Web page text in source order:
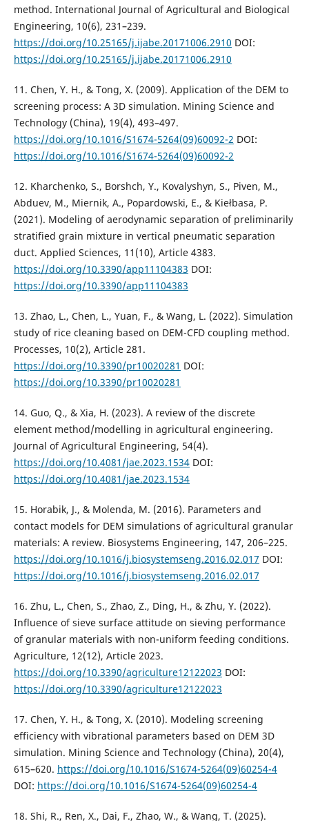
method. International Journal of Agricultural and Biological
Engineering, 10(6), 231–239.
https://doi.org/10.25165/j.ijabe.20171006.2910 DOI:
https://doi.org/10.25165/j.ijabe.20171006.2910
11. Chen, Y. H., & Tong, X. (2009). Application of the DEM to
screening process: A 3D simulation. Mining Science and
Technology (China), 19(4), 493–497.
https://doi.org/10.1016/S1674-5264(09)60092-2 DOI:
https://doi.org/10.1016/S1674-5264(09)60092-2
12. Kharchenko, S., Borshch, Y., Kovalyshyn, S., Piven, M.,
Abduev, M., Miernik, A., Popardowski, E., & Kiełbasa, P.
(2021). Modeling of aerodynamic separation of preliminarily
stratified grain mixture in vertical pneumatic separation
duct. Applied Sciences, 11(10), Article 4383.
https://doi.org/10.3390/app11104383 DOI:
https://doi.org/10.3390/app11104383
13. Zhao, L., Chen, L., Yuan, F., & Wang, L. (2022). Simulation
study of rice cleaning based on DEM-CFD coupling method.
Processes, 10(2), Article 281.
https://doi.org/10.3390/pr10020281 DOI:
https://doi.org/10.3390/pr10020281
14. Guo, Q., & Xia, H. (2023). A review of the discrete
element method/modelling in agricultural engineering.
Journal of Agricultural Engineering, 54(4).
https://doi.org/10.4081/jae.2023.1534DOI:
https://doi.org/10.4081/jae.2023.1534
15. Horabik, J., & Molenda, M. (2016). Parameters and
contact models for DEM simulations of agricultural granular
materials: A review. Biosystems Engineering, 147, 206–225.
https://doi.org/10.1016/j.biosystemseng.2016.02.017 DOI:
https://doi.org/10.1016/j.biosystemseng.2016.02.017
16. Zhu, L., Chen, S., Zhao, Z., Ding, H., & Zhu, Y. (2022).
Influence of sieve surface attitude on sieving performance
of granular materials with non-uniform feeding conditions.
Agriculture, 12(12), Article 2023.
https://doi.org/10.3390/agriculture12122023 DOI:
https://doi.org/10.3390/agriculture12122023
17. Chen, Y. H., & Tong, X. (2010). Modeling screening
efficiency with vibrational parameters based on DEM 3D
simulation. Mining Science and Technology (China), 20(4),
615–620. https://doi.org/10.1016/S1674-5264(09)60254-4
DOI: https://doi.org/10.1016/S1674-5264(09)60254-4
18. Shi, R., Ren, X., Dai, F., Zhao, W., & Wang, T. (2025).